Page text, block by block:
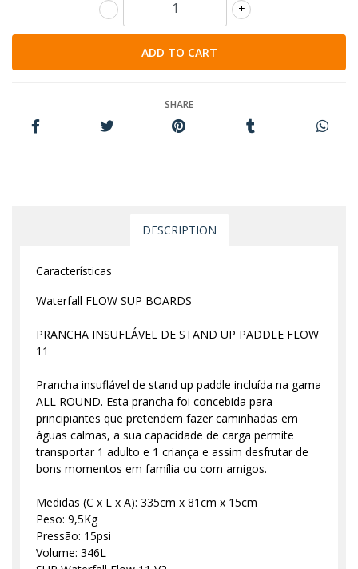
+
-
SHARE
DESCRIPTION
Características
Waterfall FLOW SUP BOARDS
PRANCHA INSUFLÁVEL DE STAND UP PADDLE FLOW
11
Prancha insuflável de stand up paddle incluída na gama
ALL ROUND. Esta prancha foi concebida para
principiantes que pretendem fazer caminhadas em
águas calmas, a sua capacidade de carga permite
transportar 1 adulto e 1 criança e assim desfrutar de
bons momentos em família ou com amigos.
Medidas (C x L x A): 335cm x 81cm x 15cm
Peso: 9,5Kg
Pressão: 15psi
Volume: 346L